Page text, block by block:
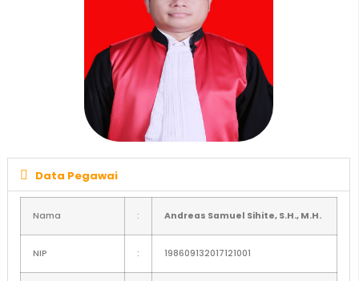
Data Pegawai
Nama : Andreas Samuel Sihite, S.H., M.H.
NIP : 198609132017121001